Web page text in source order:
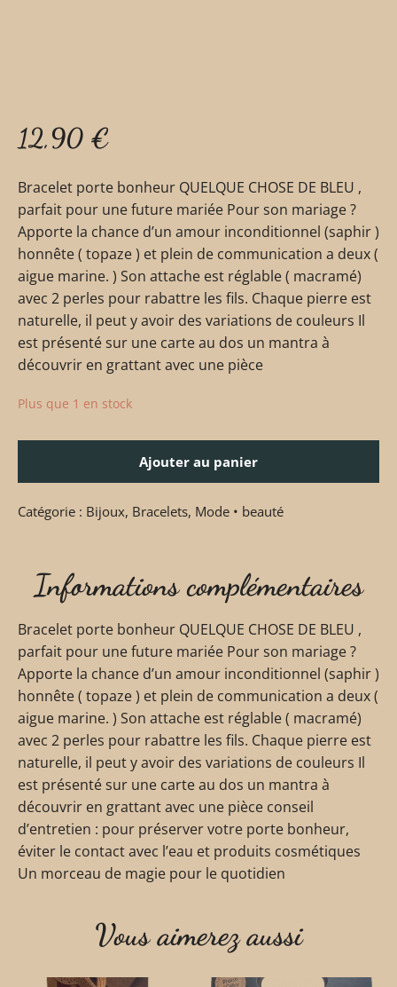
12,90 €
Bracelet porte bonheur QUELQUE CHOSE DE BLEU ,
parfait pour une future mariée Pour son mariage ?
Apporte la chance d’un amour inconditionnel (saphir )
honnête ( topaze ) et plein de communication a deux (
aigue marine. ) Son attache est réglable ( macramé)
avec 2 perles pour rabattre les fils. Chaque pierre est
naturelle, il peut y avoir des variations de couleurs Il
est présenté sur une carte au dos un mantra à
découvrir en grattant avec une pièce
Plus que 1 en stock
Ajouter au panier
Catégorie : Bijoux, Bracelets, Mode • beauté
Informations complémentaires
Bracelet porte bonheur QUELQUE CHOSE DE BLEU ,
parfait pour une future mariée Pour son mariage ?
Apporte la chance d’un amour inconditionnel (saphir )
honnête ( topaze ) et plein de communication a deux (
aigue marine. ) Son attache est réglable ( macramé)
avec 2 perles pour rabattre les fils. Chaque pierre est
naturelle, il peut y avoir des variations de couleurs Il
est présenté sur une carte au dos un mantra à
découvrir en grattant avec une pièce conseil
d’entretien : pour préserver votre porte bonheur,
éviter le contact avec l’eau et produits cosmétiques
Un morceau de magie pour le quotidien
Vous aimerez aussi